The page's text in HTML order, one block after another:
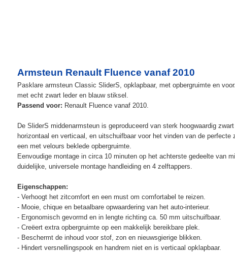
Armsteun Renault Fluence vanaf 2010
Pasklare armsteun Classic SliderS, opklapbaar, met opbergruimte en
met echt zwart leder en blauw stiksel.
Passend voor: Renault Fluence vanaf 2010.
De SliderS middenarmsteun is geproduceerd van sterk hoogwaardig
horizontaal en verticaal, en uitschuifbaar voor het vinden van de
een met velours beklede opbergruimte.
Eenvoudige montage in circa 10 minuten op het achterste gedeelte van
duidelijke, universele montage handleiding en 4 zelftappers.
Eigenschappen:
- Verhoogt het zitcomfort en een must om comfortabel te reizen.
- Mooie, chique en betaalbare opwaardering van het auto-interieur.
- Ergonomisch gevormd en in lengte richting ca. 50 mm uitschuifbaar.
- Creëert extra opbergruimte op een makkelijk bereikbare plek.
- Beschermt de inhoud voor stof, zon en nieuwsgierige blikken.
- Hindert versnellingspook en handrem niet en is verticaal opklapbaar.